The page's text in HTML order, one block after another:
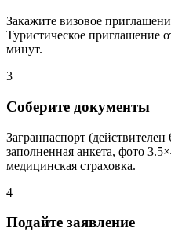
Закажите визовое
Туристическое приглашение
минут.
3
Соберите документы
Загранпаспорт
заполненная анкета, фото
медицинская страховка.
4
Подайте заявление